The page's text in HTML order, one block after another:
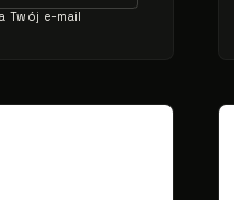
Twój e-mail